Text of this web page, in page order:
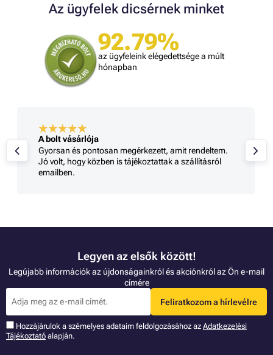
Az ügyfelek dicsérnek minket
92.79%
az ügyfeleink elégedettsége a múlt
hónapban
A bolt vásárlója
Gyorsan és pontosan megérkezett, amit rendeltem.
Jó volt, hogy közben is tájékoztattak a szállításról
emailben.
Legyen az elsők között!
Legújabb információk az újdonságainkról és akciónkról az Ön e-mail
címére
Feliratkozom a hírlevélre
Hozzájárulok a szémelyes adataim feldolgozásához az Adatkezelési
Tájékoztató alapján.